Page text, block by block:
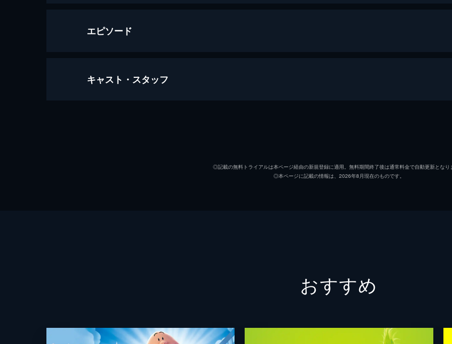
エピソード
ザ・スーパーマリオブラザーズ・ムービー
キャスト・スタッフ
ルイージ
クランキーコング
セバ
◎記載の無料トライアルは本ページ経由の新規登録に適用。無料期間終了後は通常料金で自動更新となり
◎本ページに記載の情報は、2026年8月現在のものです。
おすすめ